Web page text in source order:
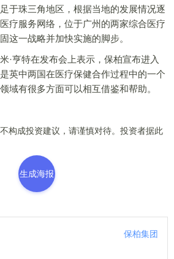
于珠三角地区，根据当地的发展情况逐
疗服务网络，位于广州的两家综合医疗
这一战略并加快实施的脚步。
亨特在发布会上表示，保柏宣布进入
英中两国在医疗保健合作过程中的一个
域有很多方面可以相互借鉴和帮助。
成投资建议，请谨慎对待。投资者据此
生成海报
保柏集团